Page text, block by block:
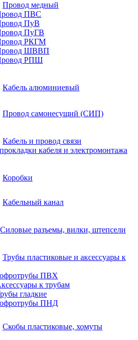
Провод медный
ПВС
ПуВ
ПуГВ
РКГМ
ШВВП
РПШ
Кабель алюминиевый
Провод самонесущий (СИП)
Кабель и провод связи
кабеля и электромонтажа
Коробки
Кабельный канал
Силовые разъемы, вилки, штепсели
Трубы пластиковые и аксессуары к
ПВХ
к трубам
гладкие
ПНД
Скобы пластиковые, хомуты